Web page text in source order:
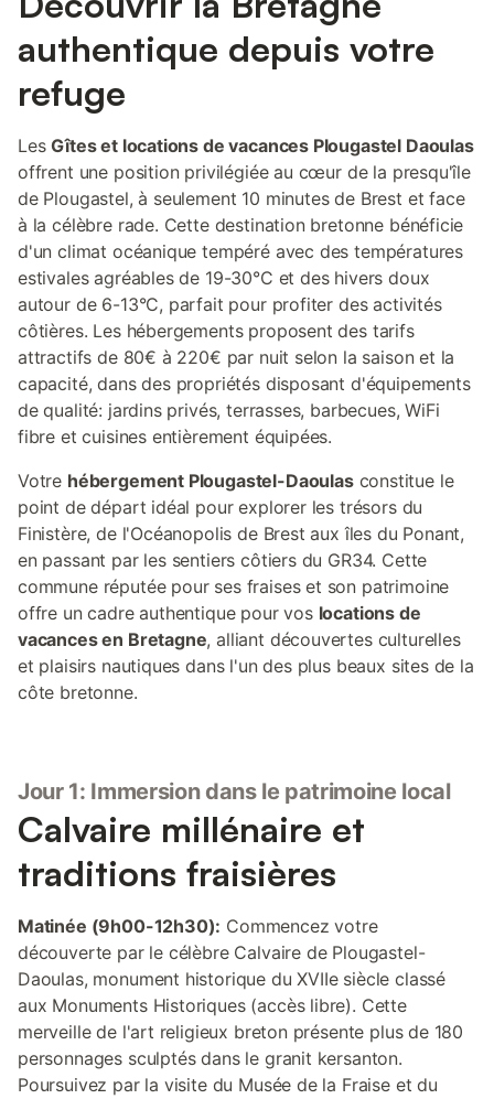
authentique depuis votre
refuge
LesGîtes et locations de vacances Plougastel Daoulas
offrent une position privilégiée au cœur de la presqu'île
de Plougastel, à seulement 10 minutes de Brest et face
à la célèbre rade. Cette destination bretonne bénéficie
d'un climat océanique tempéré avec des températures
estivales agréables de 19-30°C et des hivers doux
autour de 6-13°C, parfait pour profiter des activités
côtières. Les hébergements proposent des tarifs
attractifs de 80€ à 220€ par nuit selon la saison et la
capacité, dans des propriétés disposant d'équipements
de qualité: jardins privés, terrasses, barbecues, WiFi
fibre et cuisines entièrement équipées.
Votre hébergement Plougastel-Daoulasconstitue le
point de départ idéal pour explorer les trésors du
Finistère, de l'Océanopolis de Brest aux îles du Ponant,
en passant par les sentiers côtiers du GR34. Cette
commune réputée pour ses fraises et son patrimoine
offre un cadre authentique pour vos locations de
vacances en Bretagne, alliant découvertes culturelles
et plaisirs nautiques dans l'un des plus beaux sites de la
côte bretonne.
Jour 1: Immersion dans le patrimoine local
Calvaire millénaire et
traditions fraisières
Matinée (9h00-12h30): Commencez votre
découverte par le célèbre Calvaire de Plougastel-
Daoulas, monument historique du XVIIe siècle classé
aux Monuments Historiques (accès libre). Cette
merveille de l'art religieux breton présente plus de 180
personnages sculptés dans le granit kersanton.
Poursuivez par la visite du Musée de la Fraise et du